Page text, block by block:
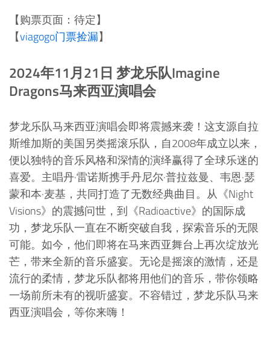
【购票页面：待定】
【viagogo门票捡漏】
2024年11月21日 梦龙乐队Imagine
Dragons马来西亚演唱会
梦龙乐队马来西亚演唱会即将震撼来袭！这支源自拉
斯维加斯的美国另类摇滚乐队，自2008年成立以来，
便以独特的音乐风格和深情的演绎赢得了全球乐迷的
喜爱。主唱丹·雷诺斯携手丹尼尔·普拉兹曼、韦恩·瑟
蒙和本·麦基，共同打造了无数经典曲目。从《Night
Visions》的震撼问世，到《Radioactive》的国际成
功，梦龙乐队一直在不断突破自我，探索音乐的无限
可能。如今，他们即将在马来西亚舞台上再次绽放光
芒，带来全新的音乐盛宴。无论是摇滚的激情，还是
流行的柔情，梦龙乐队都将用他们的音乐，带你领略
一场前所未有的视听盛宴。不容错过，梦龙乐队马来
西亚演唱会，等你来嗨！